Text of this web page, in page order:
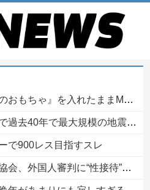
』を入れたままMRI検査を受けた結果 →
最大規模の地震「M4.7」の揺れを観測
で900レス目指すスレ
年の審判買収が事実だったのか？」「日本人が言ってたこと正しかったね・・・...